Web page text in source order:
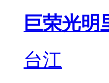
巨荣光明
台江